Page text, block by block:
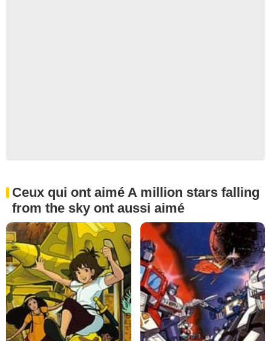
Ceux qui ont aimé A million stars falling
from the sky ont aussi aimé